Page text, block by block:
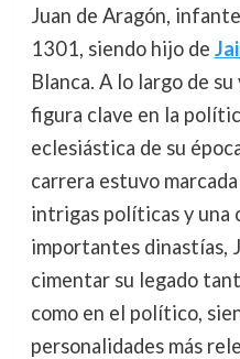
Juan de Aragón,
1301, siendo hijo de
Blanca. A lo largo de
figura clave en la
eclesiástica de su
carrera estuvo
intrigas políticas y una
importantes dinastías,
cimentar su legado
como en el político,
personalidades más